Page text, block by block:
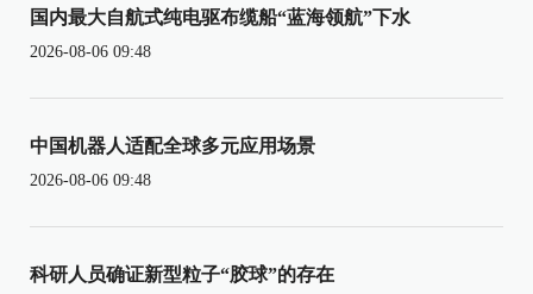
国内最大自航式纯电驱布缆船“蓝海领航”下水
2026-08-06 09:48
中国机器人适配全球多元应用场景
2026-08-06 09:48
科研人员确证新型粒子“胶球”的存在